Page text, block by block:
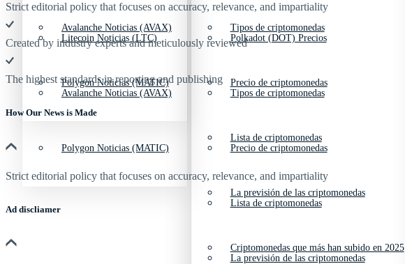
Avalanche Noticias (AVAX)
Polygon Noticias (MATIC)
Tipos de criptomonedas
Precio de criptomonedas
Lista de criptomonedas
La previsión de las criptomonedas
Criptomonedas que más han subido en 2025
Litecoin Noticias (LTC)
Avalanche Noticias (AVAX)
Polygon Noticias (MATIC)
Polkadot (DOT) Precios
Tipos de criptomonedas
Precio de criptomonedas
Lista de criptomonedas
La previsión de las criptomonedas
Strict editorial policy that focuses on accuracy, relevance, and impartiality
Created by industry experts and meticulously reviewed
The highest standards in reporting and publishing
How Our News is Made
Strict editorial policy that focuses on accuracy, relevance, and impartiality
Ad discliamer